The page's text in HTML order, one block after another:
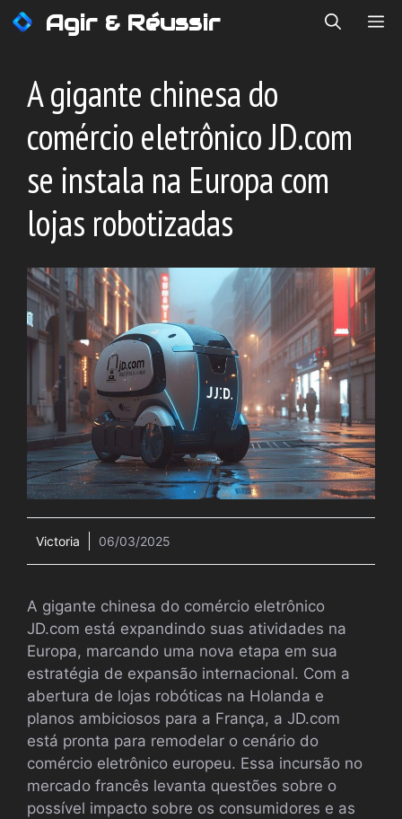
Saltar
para
conteúdo
Agir & Réussir
A gigante chinesa do
comércio eletrônico JD.com
se instala na Europa com
lojas robotizadas
Victoria 06/03/2025
A gigante chinesa do comércio eletrônico
JD.com está expandindo suas atividades na
Europa, marcando uma nova etapa em sua
estratégia de expansão internacional. Com a
abertura de lojas robóticas na Holanda e
planos ambiciosos para a França, a JD.com
está pronta para remodelar o cenário do
comércio eletrônico europeu. Essa incursão no
mercado francês levanta questões sobre o
possível impacto sobre os consumidores e as